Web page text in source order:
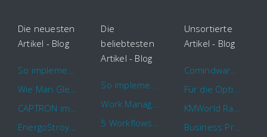
Die neuesten
Artikel - Blog
Die
beliebtesten
Artikel - Blog
Unsortierte
Artikel - Blog
Business Process Management mit MS Outlook